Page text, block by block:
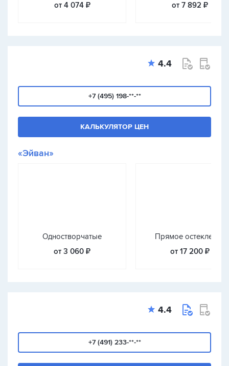
от 4 074 ₽
от 7 892 ₽
4.4
+7 (495) 198-**-**
КАЛЬКУЛЯТОР ЦЕН
«Эйван»
Одностворчатые
от 3 060 ₽
Прямое остекление
от 17 200 ₽
4.4
+7 (491) 233-**-**